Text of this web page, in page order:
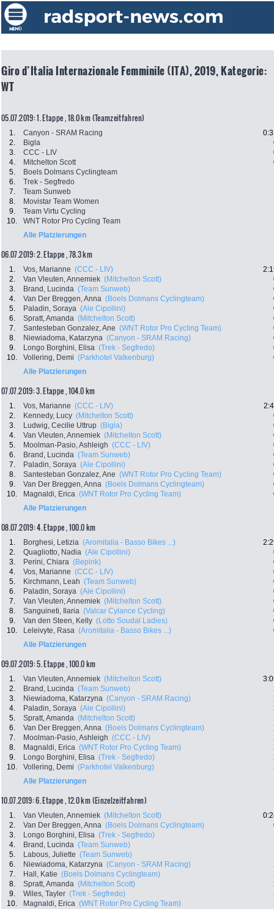
Giro d’Italia Internazionale Femminile (ITA), 2019, Kategorie:
WT
05.07.2019: 1. Etappe , 18.0 km (Teamzeitfahren)
1. Canyon - SRAM Racing
2.
Bigla
3.
CCC - LIV
4.
Mitchelton Scott
5.
Boels Dolmans Cyclingteam
6.
Trek - Segfredo
7.
Team Sunweb
8.
Movistar Team Women
9.
Team Virtu Cycling
10.
WNT Rotor Pro Cycling Team
Alle Platzierungen
06.07.2019: 2. Etappe , 78.3 km
1. Vos, Marianne (CCC - LIV)
2.
Van Vleuten, Annemiek (Mitchelton Scott)
3.
Brand, Lucinda (Team Sunweb)
4.
Van Der Breggen, Anna (Boels Dolmans Cyclingteam)
5.
Paladin, Soraya (Ale Cipollini)
6.
Spratt, Amanda (Mitchelton Scott)
7.
Santesteban Gonzalez, Ane (WNT Rotor Pro Cycling Team)
8.
Niewiadoma, Katarzyna (Canyon - SRAM Racing)
9.
Longo Borghini, Elisa (Trek - Segfredo)
10.
Vollering, Demi (Parkhotel Valkenburg)
Alle Platzierungen
07.07.2019: 3. Etappe , 104.0 km
1. Vos, Marianne (CCC - LIV)
2.
Kennedy, Lucy (Mitchelton Scott)
3.
Ludwig, Cecilie Uttrup (Bigla)
4.
Van Vleuten, Annemiek (Mitchelton Scott)
5.
Moolman-Pasio, Ashleigh (CCC - LIV)
6.
Brand, Lucinda (Team Sunweb)
7.
Paladin, Soraya (Ale Cipollini)
8.
Santesteban Gonzalez, Ane (WNT Rotor Pro Cycling Team)
9.
Van Der Breggen, Anna (Boels Dolmans Cyclingteam)
10.
Magnaldi, Erica (WNT Rotor Pro Cycling Team)
Alle Platzierungen
08.07.2019: 4. Etappe , 100.0 km
1. Borghesi, Letizia (Aromitalia - Basso Bikes ...)
2.
Quagliotto, Nadia (Ale Cipollini)
3.
Perini, Chiara (Bepink)
4.
Vos, Marianne (CCC - LIV)
5.
Kirchmann, Leah (Team Sunweb)
6.
Paladin, Soraya (Ale Cipollini)
7.
Van Vleuten, Annemiek (Mitchelton Scott)
8.
Sanguineti, Ilaria (Valcar Cylance Cycling)
9.
Van den Steen, Kelly (Lotto Soudal Ladies)
10.
Leleivyte, Rasa (Aromitalia - Basso Bikes ...)
Alle Platzierungen
09.07.2019: 5. Etappe , 100.0 km
1. Van Vleuten, Annemiek (Mitchelton Scott)
2.
Brand, Lucinda (Team Sunweb)
3.
Niewiadoma, Katarzyna (Canyon - SRAM Racing)
4.
Paladin, Soraya (Ale Cipollini)
5.
Spratt, Amanda (Mitchelton Scott)
6.
Van Der Breggen, Anna (Boels Dolmans Cyclingteam)
7.
Moolman-Pasio, Ashleigh (CCC - LIV)
8.
Magnaldi, Erica (WNT Rotor Pro Cycling Team)
9.
Longo Borghini, Elisa (Trek - Segfredo)
10.
Vollering, Demi (Parkhotel Valkenburg)
Alle Platzierungen
10.07.2019: 6. Etappe , 12.0 km (Einzelzeitfahren)
1. Van Vleuten, Annemiek (Mitchelton Scott)
2.
Van Der Breggen, Anna (Boels Dolmans Cyclingteam)
3.
Longo Borghini, Elisa (Trek - Segfredo)
4.
Brand, Lucinda (Team Sunweb)
5.
Labous, Juliette (Team Sunweb)
6.
Niewiadoma, Katarzyna (Canyon - SRAM Racing)
7.
Hall, Katie (Boels Dolmans Cyclingteam)
8.
Spratt, Amanda (Mitchelton Scott)
9.
Wiles, Tayler (Trek - Segfredo)
10.
Magnaldi, Erica (WNT Rotor Pro Cycling Team)